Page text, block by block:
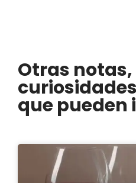
Otras
que pueden